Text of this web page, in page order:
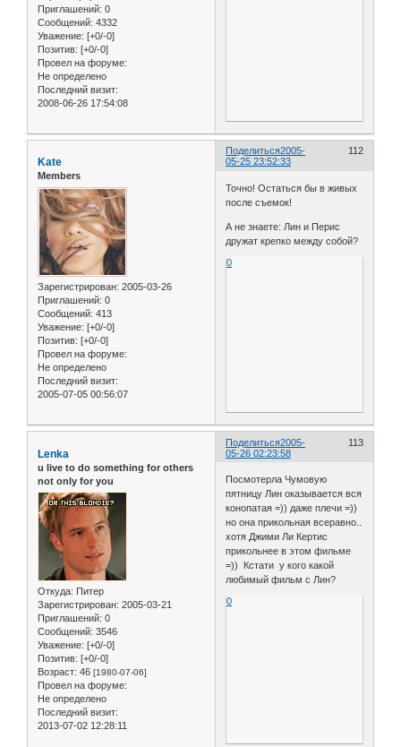
Приглашений: 0
Сообщений: 4332
Уважение: [+0/-0]
Позитив: [+0/-0]
Провел на форуме:
Не определено
Последний визит:
2008-06-26 17:54:08
Поделиться 112
2005-
05-25 23:52:33
Kate
Members
Зарегистрирован: 2005-03-26
Приглашений: 0
Сообщений: 413
Уважение: [+0/-0]
Позитив: [+0/-0]
Провел на форуме:
Не определено
Последний визит:
2005-07-05 00:56:07
Точно! Остаться бы в живых
после съемок!
А не знаете: Лин и Перис
дружат крепко между собой?
0
Поделиться 113
2005-
05-26 02:23:58
Lenka
u live to do something for others
not only for you
Откуда: Питер
Зарегистрирован: 2005-03-21
Приглашений: 0
Сообщений: 3546
Уважение: [+0/-0]
Позитив: [+0/-0]
Возраст: 46 [1980-07-06]
Провел на форуме:
Не определено
Последний визит:
2013-07-02 12:28:11
Посмотерла Чумовую
пятницу Лин оказывается вся
конопатая =)) даже плечи =))
но она прикольная всеравно..
хотя Джими Ли Кертис
прикольнее в этом фильме
=)) Кстати у кого какой
любимый фильм с Лин?
0